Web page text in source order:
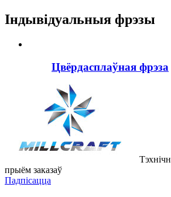
Індывідуальныя фрэзы
Цвёрдасплаўная фрэза
прыём заказаў
Падпісацца